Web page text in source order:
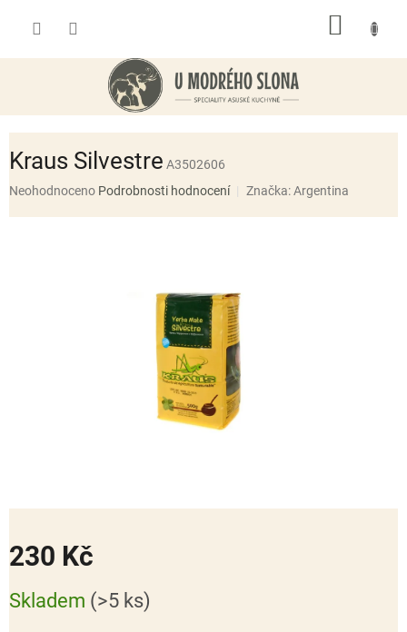
Kraus Silvestre A3502606
Průměrné
Neohodnoceno Podrobnosti hodnocení Značka:Argentina
230 Kč
cena:
Skladem (>5 ks)